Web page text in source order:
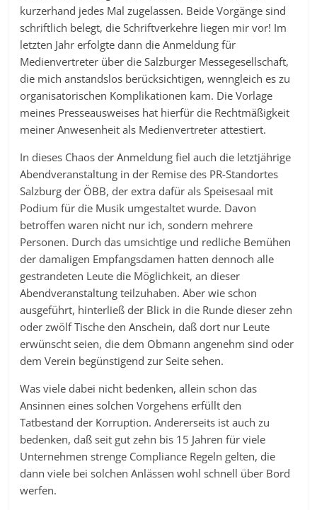
kurzerhand jedes Mal zugelassen. Beide Vorgänge sind
schriftlich belegt, die Schriftverkehre liegen mir vor! Im
letzten Jahr erfolgte dann die Anmeldung für
Medienvertreter über die Salzburger Messegesellschaft,
die mich anstandslos berücksichtigen, wenngleich es zu
organisatorischen Komplikationen kam. Die Vorlage
meines Presseausweises hat hierfür die Rechtmäßigkeit
meiner Anwesenheit als Medienvertreter attestiert.
In dieses Chaos der Anmeldung fiel auch die letztjährige
Abendveranstaltung in der Remise des PR-Standortes
Salzburg der ÖBB, der extra dafür als Speisesaal mit
Podium für die Musik umgestaltet wurde. Davon
betroffen waren nicht nur ich, sondern mehrere
Personen. Durch das umsichtige und redliche Bemühen
der damaligen Empfangsdamen hatten dennoch alle
gestrandeten Leute die Möglichkeit, an dieser
Abendveranstaltung teilzuhaben. Aber wie schon
ausgeführt, hinterließ der Blick in die Runde dieser zehn
oder zwölf Tische den Anschein, daß dort nur Leute
erwünscht seien, die dem Obmann angenehm sind oder
dem Verein begünstigend zur Seite sehen.
Was viele dabei nicht bedenken, allein schon das
Ansinnen eines solchen Vorgehens erfüllt den
Tatbestand der Korruption. Andererseits ist auch zu
bedenken, daß seit gut zehn bis 15 Jahren für viele
Unternehmen strenge Compliance Regeln gelten, die
dann viele bei solchen Anlässen wohl schnell über Bord
werfen.